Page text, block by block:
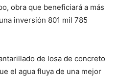
obra que beneficiará a más
inversión 801 mil 785
de losa de concreto
el agua fluya de una mejor